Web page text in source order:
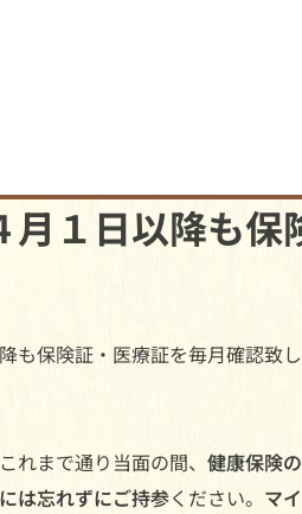
月１日以降も保
も保険証・医療証を毎月確認致し
れまで通り当面の間、 健康保険
は忘れずにご持参ください。 マ